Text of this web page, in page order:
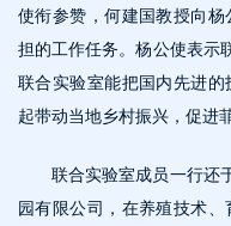
使衔参赞，何建国教授向
担的工作任务。杨公使表示
联合实验室能把国内先进
起带动当地乡村振兴，促进
联合实验室成员一行还
园有限公司，在养殖技术